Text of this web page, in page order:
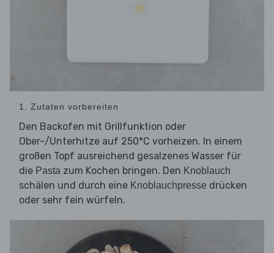
1. Zutaten vorbereiten
Den Backofen mit Grillfunktion oder
Ober-/Unterhitze auf 250°C vorheizen. In einem
großen Topf ausreichend gesalzenes Wasser für
die Pasta zum Kochen bringen. Den Knoblauch
schälen und durch eine Knoblauchpresse drücken
oder sehr fein würfeln.